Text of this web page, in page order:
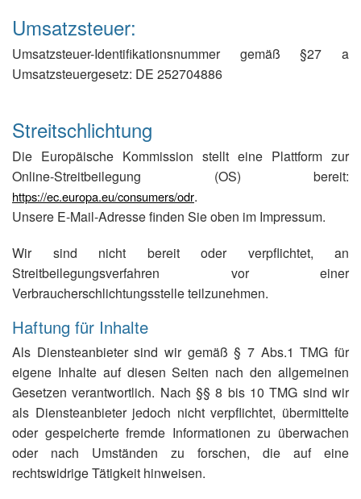
Umsatzsteuer:
Umsatzsteuer-Identifikationsnummer gemäß §27 a
Umsatzsteuergesetz: DE 252704886
Streitschlichtung
Die Europäische Kommission stellt eine Plattform zur
Online-Streitbeilegung (OS) bereit:
https://ec.europa.eu/consumers/odr.
Unsere E-Mail-Adresse finden Sie oben im Impressum.
Wir sind nicht bereit oder verpflichtet, an
Streitbeilegungsverfahren vor einer
Verbraucherschlichtungsstelle teilzunehmen.
Haftung für Inhalte
Als Diensteanbieter sind wir gemäß § 7 Abs.1 TMG für
eigene Inhalte auf diesen Seiten nach den allgemeinen
Gesetzen verantwortlich. Nach §§ 8 bis 10 TMG sind wir
als Diensteanbieter jedoch nicht verpflichtet, übermittelte
oder gespeicherte fremde Informationen zu überwachen
oder nach Umständen zu forschen, die auf eine
rechtswidrige Tätigkeit hinweisen.